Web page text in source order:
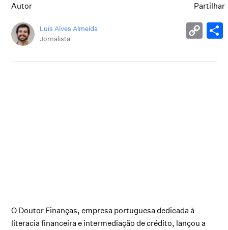
Autor
Luís Alves Almeida
Jornalista
Partilhar
O Doutor Finanças, empresa portuguesa dedicada à
literacia financeira e intermediação de crédito, lançou a